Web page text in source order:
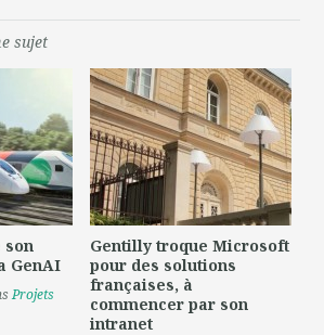
sujet
son
GenAI
Projets
Gentilly troque Microsoft
pour des solutions
françaises, à
commencer par son
intranet